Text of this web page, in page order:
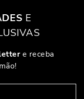
E
e receba